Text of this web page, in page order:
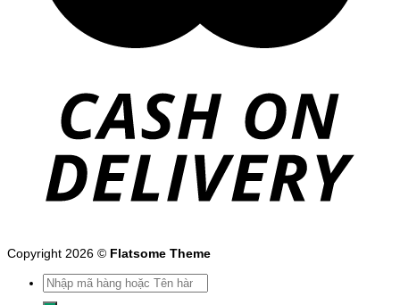
Copyright 2026 © Flatsome Theme
Tìm
kiếm: